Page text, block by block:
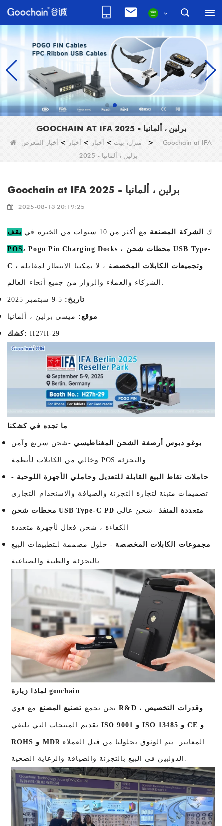
GOOCHAIN AT IFA 2025 - برلين ، ألمانيا
منزل، بيت > أخبار > أخبار > أخبار المعرض >
Goochain at IFA
2025 - برلين ، ألمانيا
Goochain at IFA 2025 - برلين ، ألمانيا
2025-08-13 20:19:25
ك الشركة المصنعة مع أكثر من 10 سنوات من الخبرة في يقف
POS، Pogo Pin Charging Docks ، محطات شحن USB Type-
C ، وتجميعات الكابلات المخصصة ، لا يمكننا الانتظار لمقابلة
الشركاء والعملاء والزوار من جميع أنحاء العالم.
تاريخ: 5-9 سبتمبر 2025
موقع: ميسي برلين ، ألمانيا
كشك: H27H-29
ما تجده في كشكنا
بوغو دبوس أرصفة الشحن المغناطيسي -شحن سريع وآمن
وخالي من الكابلات لأنظمة POS والتجزئة
حاملات نقاط البيع القابلة للتعديل وحاملي الأجهزة اللوحية -
تصميمات متينة لتجارة التجزئة والضيافة والاستخدام التجاري
محطات شحن USB Type-C PD متعددة المنفذ -شحن عالي
الكفاءة ، شحن فعال لأجهزة متعددة
مجموعات الكابلات المخصصة - حلول مصممة للتطبيقات البيع
بالتجزئة والطبية والصناعية
لماذا زيارة goochain
نحن نجمع تصنيع المصنع مع قوي R&D وقدرات التخصيص ،
تقديم المنتجات التي تلتقيISO 9001 و ISO 13485 و CE و
ROHS و MDR المعايير. يتم الوثوق بحلولنا من قبل العملاء